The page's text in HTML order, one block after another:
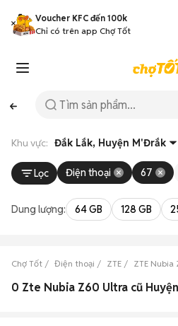
Voucher KFC đến 100k
Chỉ có trên app Chợ Tốt
Khu vực: Đắk Lắk, Huyện M'Đrắk
Lọc Điện thoại 67
Dung lượng: 64 GB 128 GB
Chợ Tốt Điện thoại ZTE ZTE
0 Zte Nubia Z60 Ultra cũ